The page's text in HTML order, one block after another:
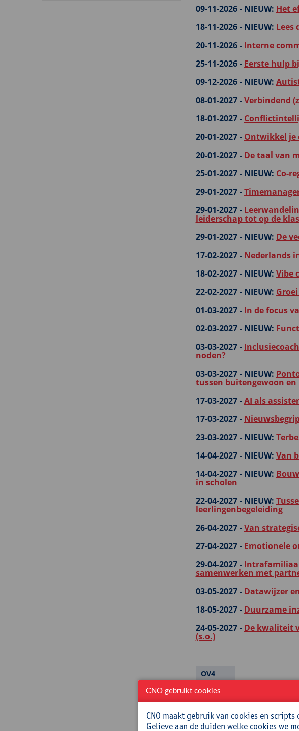
09-11-2026 - NIEUW: Het
18-11-2026 - NIEUW: Lees
20-11-2026 - Interne
25-11-2026 - Eerste hulp
09-12-2026 - NIEUW:
08-01-2027 -Verbindend
18-01-2027 -
20-01-2027 - Ontwikkel je
20-01-2027 - De taal van
25-01-2027 - NIEUW: Co-
29-01-2027 -
29-01-2027 -
leiderschap tot op de
29-01-2027 - NIEUW: De
17-02-2027 - Nederlands
18-02-2027 - NIEUW: Vibe
22-02-2027 - NIEUW:
01-03-2027 - In de focus
02-03-2027 - NIEUW:
03-03-2027 -
noden?
03-03-2027 - NIEUW:
tussen buitengewoon
17-03-2027 -AI als
17-03-2027 -
23-03-2027 - NIEUW:
14-04-2027 - NIEUW: Van
14-04-2027 - NIEUW:
in scholen
22-04-2027 - NIEUW:
leerlingenbegeleiding
26-04-2027 -Van
27-04-2027 - Emotionele
29-04-2027 -
samenwerken met
03-05-2027 - Datawijzer
18-05-2027 - Duurzame
24-05-2027 - De kwaliteit
(s.o.)
OV4
Startdatum - Titel
13-10-2026 -NIEUW:
CNO gebruikt cookies
CNO maakt gebruik van cookies en
Gelieve aan de duiden welke cookies we